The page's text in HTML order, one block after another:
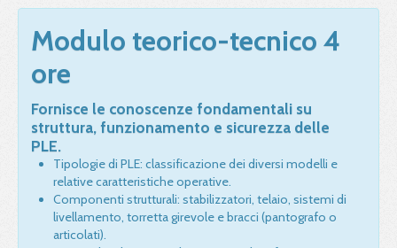
Modulo teorico-tecnico 4
ore
Fornisce le conoscenze fondamentali su
struttura, funzionamento e sicurezza delle
PLE.
Tipologie di PLE: classificazione dei diversi modelli e
relative caratteristiche operative.
Componenti strutturali: stabilizzatori, telaio, sistemi di
livellamento, torretta girevole e bracci (pantografo o
articolati).